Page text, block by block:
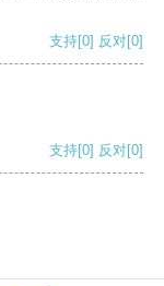
支持[0] 反对[0]
支持[0] 反对[0]